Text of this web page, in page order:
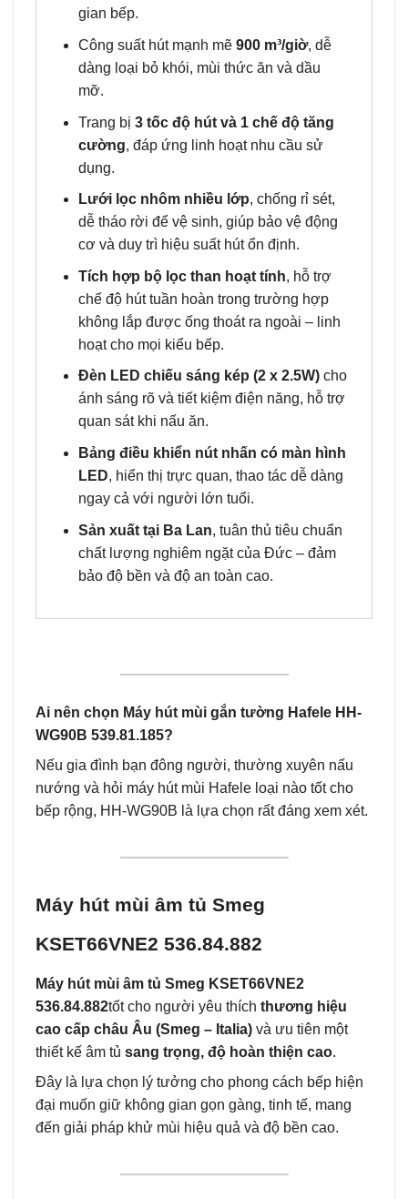
gian bếp.
Công suất hút mạnh mẽ 900 m³/giờ, dễ
dàng loại bỏ khói, mùi thức ăn và dầu
mỡ.
Trang bị 3 tốc độ hút và 1 chế độ tăng
cường, đáp ứng linh hoạt nhu cầu sử
dụng.
Lưới lọc nhôm nhiều lớp, chống rỉ sét,
dễ tháo rời để vệ sinh, giúp bảo vệ động
cơ và duy trì hiệu suất hút ổn định.
Tích hợp bộ lọc than hoạt tính, hỗ trợ
chế độ hút tuần hoàn trong trường hợp
không lắp được ống thoát ra ngoài – linh
hoạt cho mọi kiểu bếp.
Đèn LED chiếu sáng kép (2 x 2.5W)cho
ánh sáng rõ và tiết kiệm điện năng, hỗ trợ
quan sát khi nấu ăn.
Bảng điều khiển nút nhấn có màn hình
LED, hiển thị trực quan, thao tác dễ dàng
ngay cả với người lớn tuổi.
Sản xuất tại Ba Lan, tuân thủ tiêu chuẩn
chất lượng nghiêm ngặt của Đức – đảm
bảo độ bền và độ an toàn cao.
Ai nên chọn Máy hút mùi gắn tường Hafele HH-
WG90B 539.81.185?
Nếu gia đình bạn đông người, thường xuyên nấu
nướng và hỏi máy hút mùi Hafele loại nào tốt cho
bếp rộng, HH-WG90B là lựa chọn rất đáng xem xét.
Máy hút mùi âm tủ Smeg
KSET66VNE2 536.84.882
Máy hút mùi âm tủ Smeg KSET66VNE2
536.84.882tốt cho người yêu thích thương hiệu
cao cấp châu Âu (Smeg – Italia) và ưu tiên một
thiết kế âm tủ sang trọng, độ hoàn thiện cao.
Đây là lựa chọn lý tưởng cho phong cách bếp hiện
đại muốn giữ không gian gọn gàng, tinh tế, mang
đến giải pháp khử mùi hiệu quả và độ bền cao.